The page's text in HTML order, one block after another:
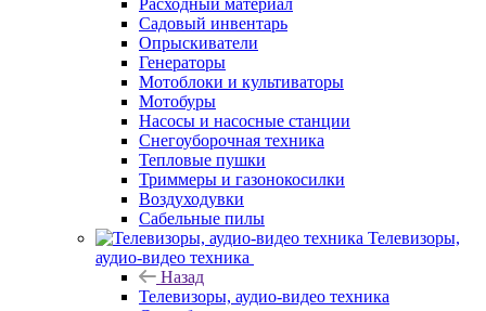
Расходный материал
Садовый инвентарь
Опрыскиватели
Генераторы
Мотоблоки и культиваторы
Мотобуры
Насосы и насосные станции
Снегоуборочная техника
Тепловые пушки
Триммеры и газонокосилки
Воздуходувки
Сабельные пилы
Телевизоры,
аудио-видео техника
Назад
Телевизоры, аудио-видео техника